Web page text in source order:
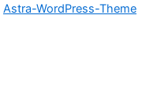
Astra-WordPress-Theme